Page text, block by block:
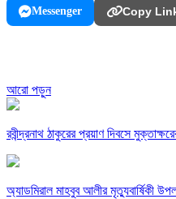
Messenger Copy
আরো পড়ুন
রবীন্দ্রনাথ ঠাকুরের প্রয়াণ দিবসে
অ্যাডমিরাল মাহবুব আলীর মৃত্যুবার্ষিকী